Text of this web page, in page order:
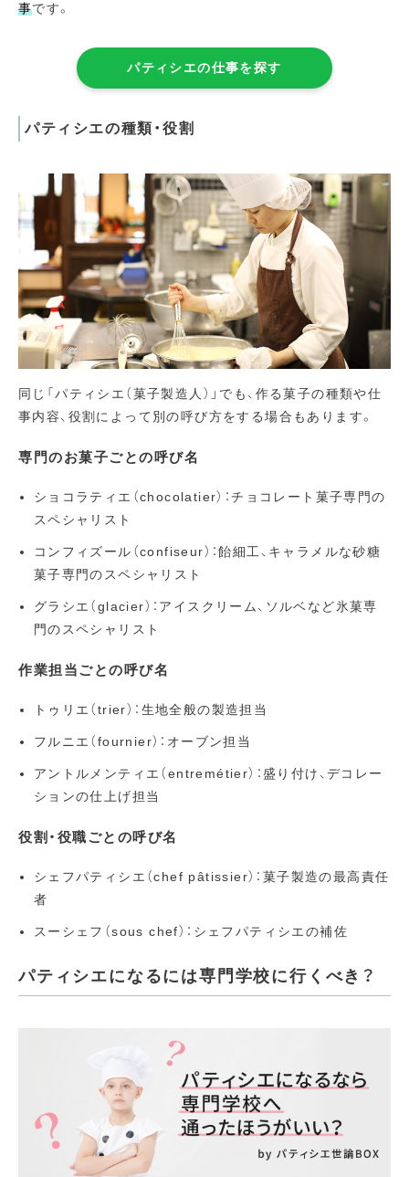
事です。
パティシエの仕事を探す
パティシエの種類・役割
同じ「パティシエ（菓子製造人）」でも、作る菓子の種類や仕
事内容、役割によって別の呼び方をする場合もあります。
専門のお菓子ごとの呼び名
ショコラティエ（chocolatier）：チョコレート菓子専門の
スペシャリスト
コンフィズール（confiseur）：飴細工、キャラメルな砂糖
菓子専門のスペシャリスト
グラシエ（glacier）：アイスクリーム、ソルベなど氷菓専
門のスペシャリスト
作業担当ごとの呼び名
トゥリエ（trier）：生地全般の製造担当
フルニエ（fournier）：オーブン担当
アントルメンティエ（entremétier）：盛り付け、デコレー
ションの仕上げ担当
役割・役職ごとの呼び名
シェフパティシエ（chef pâtissier）：菓子製造の最高責任
者
スーシェフ（sous chef）：シェフパティシエの補佐
パティシエになるには専門学校に行くべき？